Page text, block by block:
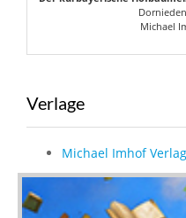
Michael
Verlage
Michael Imhof Verlag